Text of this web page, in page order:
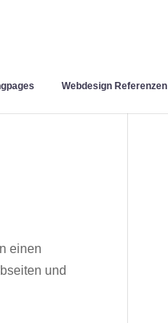
Webdesign Referenzen
einen
und